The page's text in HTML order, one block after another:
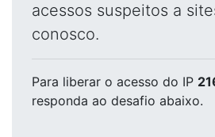
acessos suspeitos a
conosco.
Para liberar o acesso do IP
responda ao desafio abaixo.